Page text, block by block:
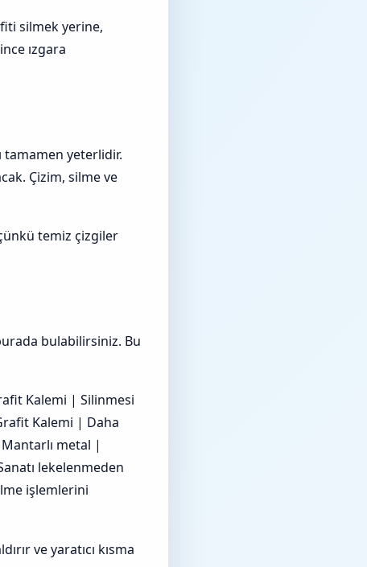
silmek yerine,
ızgara
tamamen yeterlidir.
Çizim, silme ve
temiz çizgiler
bulabilirsiniz. Bu
Kalemi | Silinmesi
Kalemi | Daha
metal |
lekelenmeden
işlemlerini
ve yaratıcı kısma